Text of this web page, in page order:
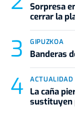
Sorpresa
cerrar la
GIPUZKOA
Banderas
ACTUALIDAD
La caña
sustituyen